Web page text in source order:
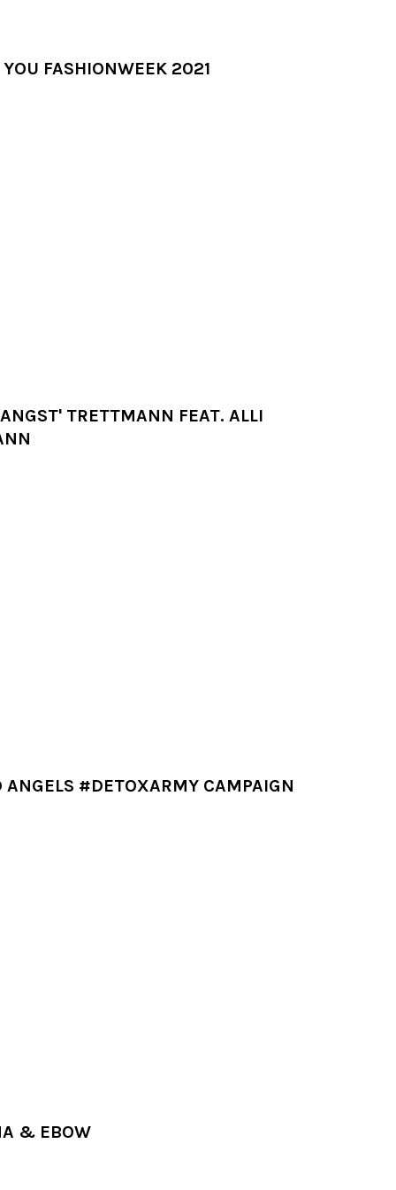
FASHIONWEEK 2021
TRETTMANN FEAT. ALLI
ANGELS #DETOXARMY CAMPAIGN
& EBOW